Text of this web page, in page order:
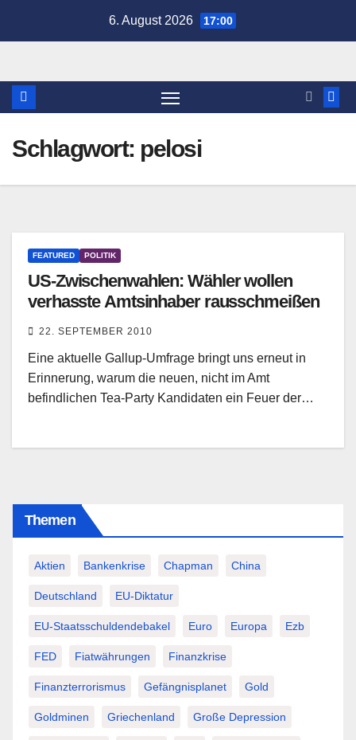
6. August 2026 17:00
Schlagwort: pelosi
FEATURED POLITIK
US-Zwischenwahlen: Wähler wollen
verhasste Amtsinhaber rausschmeißen
22. SEPTEMBER 2010
Eine aktuelle Gallup-Umfrage bringt uns erneut in
Erinnerung, warum die neuen, nicht im Amt
befindlichen Tea-Party Kandidaten ein Feuer der…
Themen
Aktien Bankenkrise Chapman China
Deutschland EU-Diktatur
EU-Staatsschuldendebakel Euro Europa Ezb
FED Fiatwährungen Finanzkrise
Finanzterrorismus Gefängnisplanet Gold
Goldminen Griechenland Große Depression